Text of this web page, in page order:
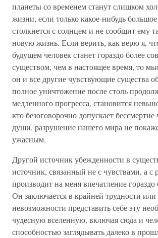
планеты со временем станут слишком
жизни, если только какое-нибудь
столкнется с солнцем и не сообщит ему
новую жизнь. Если верить, как верю я,
будущем человек станет гораздо более
существом, чем в настоящее время, то
он и все другие чувствующие существа
полное уничтожение после столь
медленного прогресса, становится
кто безоговорочно допускает бессмертие
души, разрушение нашего мира не
ужасным.
Другой источник убежденности в
источник, связанный не с чувствами, а с
производит на меня впечатление гораздо
Он заключается в крайней трудности
невозможности представить себе эту
чудесную вселенную, включая сюда и
способностью заглядывать далеко в